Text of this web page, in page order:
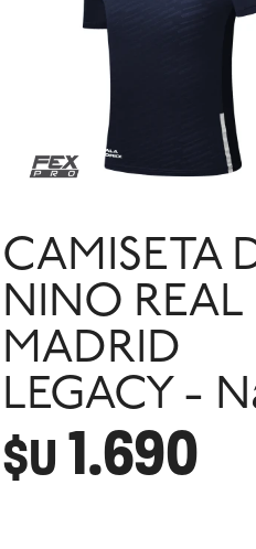
CAMISETA
NINO REAL
MADRID
LEGACY -
$U 1.690